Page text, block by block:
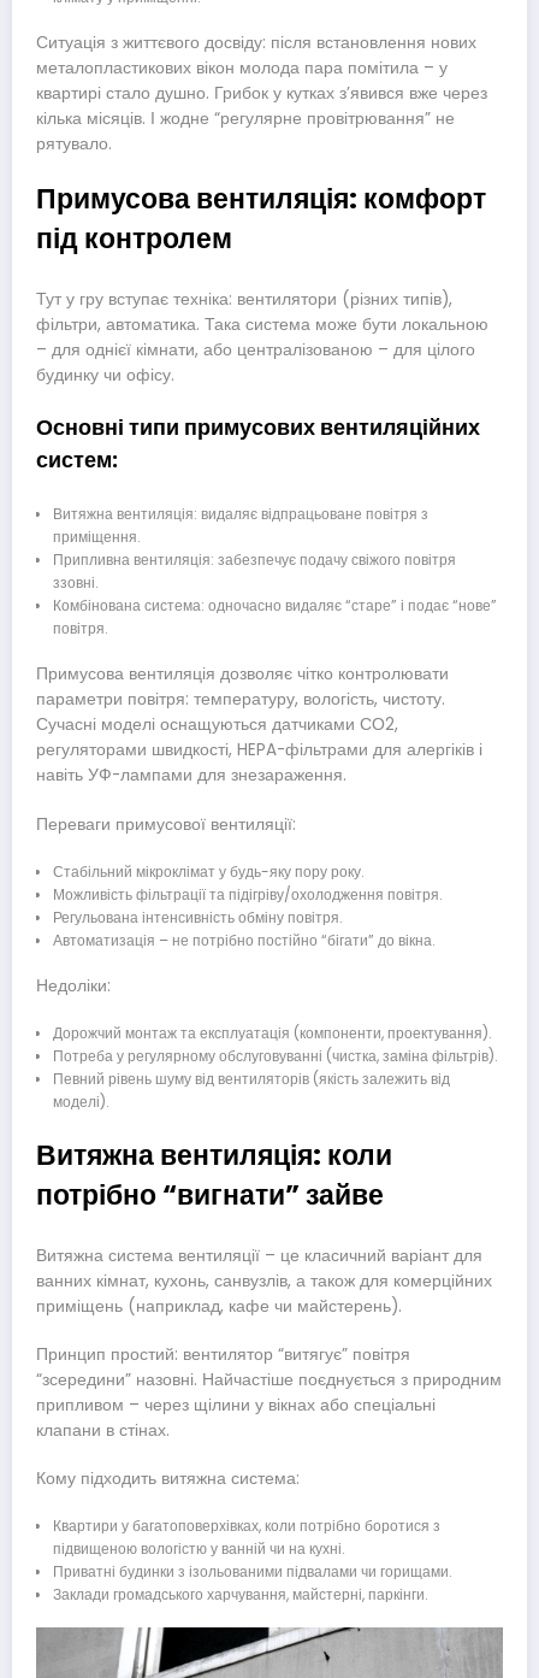
Ситуація з життєвого досвіду: після встановлення нових
металопластикових вікон молода пара помітила – у
квартирі стало душно. Грибок у кутках з’явився вже через
кілька місяців. І жодне “регулярне провітрювання” не
рятувало.
Примусова вентиляція: комфорт
під контролем
Тут у гру вступає техніка: вентилятори (різних типів),
фільтри, автоматика. Така система може бути локальною
– для однієї кімнати, або централізованою – для цілого
будинку чи офісу.
Основні типи примусових вентиляційних
систем:
Витяжна вентиляція: видаляє відпрацьоване повітря з
приміщення.
Припливна вентиляція: забезпечує подачу свіжого повітря
ззовні.
Комбінована система: одночасно видаляє “старе” і подає “нове”
повітря.
Примусова вентиляція дозволяє чітко контролювати
параметри повітря: температуру, вологість, чистоту.
Сучасні моделі оснащуються датчиками СО2,
регуляторами швидкості, HEPA-фільтрами для алергіків і
навіть УФ-лампами для знезараження.
Переваги примусової вентиляції:
Стабільний мікроклімат у будь-яку пору року.
Можливість фільтрації та підігріву/охолодження повітря.
Регульована інтенсивність обміну повітря.
Автоматизація – не потрібно постійно “бігати” до вікна.
Недоліки:
Дорожчий монтаж та експлуатація (компоненти, проектування).
Потреба у регулярному обслуговуванні (чистка, заміна фільтрів).
Певний рівень шуму від вентиляторів (якість залежить від
моделі).
Витяжна вентиляція: коли
потрібно “вигнати” зайве
Витяжна система вентиляції – це класичний варіант для
ванних кімнат, кухонь, санвузлів, а також для комерційних
приміщень (наприклад, кафе чи майстерень).
Принцип простий: вентилятор “витягує” повітря
“зсередини” назовні. Найчастіше поєднується з природним
припливом – через щілини у вікнах або спеціальні
клапани в стінах.
Кому підходить витяжна система:
Квартири у багатоповерхівках, коли потрібно боротися з
підвищеною вологістю у ванній чи на кухні.
Приватні будинки з ізольованими підвалами чи горищами.
Заклади громадського харчування, майстерні, паркінги.